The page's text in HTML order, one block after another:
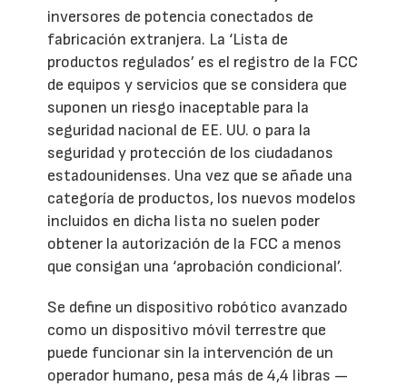
inversores de potencia conectados de
fabricación extranjera. La ‘Lista de
productos regulados’ es el registro de la FCC
de equipos y servicios que se considera que
suponen un riesgo inaceptable para la
seguridad nacional de EE. UU. o para la
seguridad y protección de los ciudadanos
estadounidenses. Una vez que se añade una
categoría de productos, los nuevos modelos
incluidos en dicha lista no suelen poder
obtener la autorización de la FCC a menos
que consigan una ‘aprobación condicional’.
Se define un dispositivo robótico avanzado
como un dispositivo móvil terrestre que
puede funcionar sin la intervención de un
operador humano, pesa más de 4,4 libras —